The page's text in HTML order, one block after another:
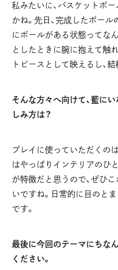
私みたいに、バスケットボ
かね。先日、完成したボー
にボールがある状態ってな
としたときに腕に抱えて触
トピースとして映えるし、結
そんな方々へ向けて、藍に
しみ方は？
プレイに使っていただくの
はやっぱりインテリアのひ
が特徴だと思うので、ぜひ
いですね。日常的に目のと
です。
最後に今回のテーマにちなん
ください。